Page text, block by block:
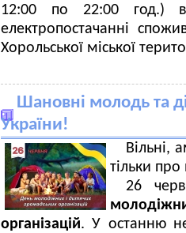
12:00 по 22:00 год.)
електропостачанні
Хорольської міської
Шановні молодь та
України!
Вільні,
тільки
26
організацій. У останню